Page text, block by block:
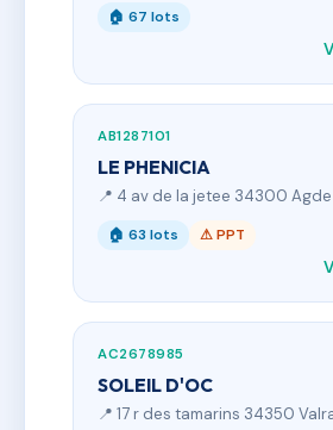
🏠 67 lots
AB1287101
LE PHENICIA
📍 4 av de la jetee 34300 Agde
🏠 63 lots ⚠ PPT
AC2678985
SOLEIL D'OC
📍 17 r des tamarins 34350